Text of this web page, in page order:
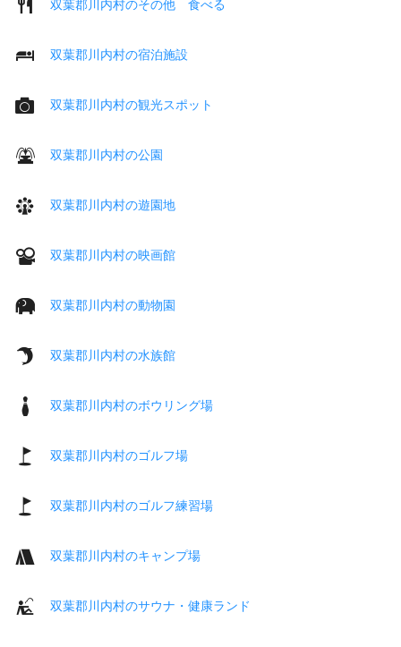
双葉郡川内村のその他 食べる
双葉郡川内村の宿泊施設
双葉郡川内村の観光スポット
双葉郡川内村の公園
双葉郡川内村の遊園地
双葉郡川内村の映画館
双葉郡川内村の動物園
双葉郡川内村の水族館
双葉郡川内村のボウリング場
双葉郡川内村のゴルフ場
双葉郡川内村のゴルフ練習場
双葉郡川内村のキャンプ場
双葉郡川内村のサウナ・健康ランド